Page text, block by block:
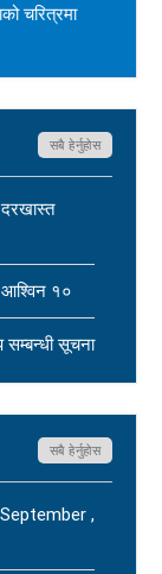
चरित्रमा
परेको दुःखद्
साउन १७
नेपाल
New
सबै हेर्नुहोस
आश्विन १०
सूचना
सबै हेर्नुहोस
,